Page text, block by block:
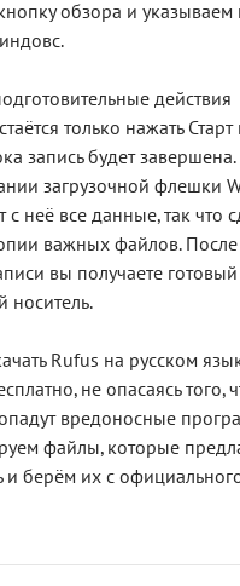
обзора и указываем
действия
только нажать Старт
запись будет завершена.
загрузочной флешки
с неё все данные, так что
важных файлов. После
вы получаете готовый
носитель.
Rufus на русском
не опасаясь того,
вредоносные
файлы, которые
и берём их с